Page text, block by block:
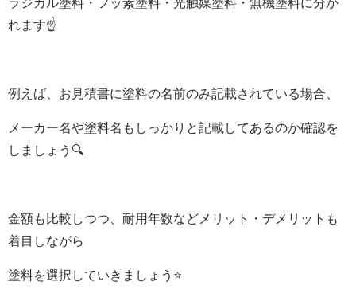
ラジカル塗料・フッ素塗料・光触媒塗料・無機塗料に分か
れます☝️
例えば、お見積書に塗料の名前のみ記載されている場合、
メーカー名や塗料名もしっかりと記載してあるのか確認を
しましょう 🔍
金額も比較しつつ、耐用年数などメリット・デメリットも
着目しながら
塗料を選択していきましょう ⭐️